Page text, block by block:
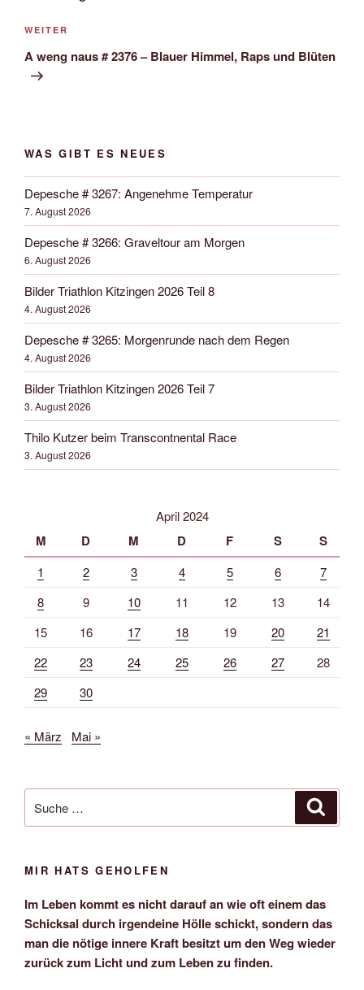
Nächster
Beitrag
WEITER
A weng naus # 2376 – Blauer Himmel, Raps und Blüten
WAS GIBT ES NEUES
Depesche # 3267: Angenehme Temperatur
7. August 2026
Depesche # 3266: Graveltour am Morgen
6. August 2026
Bilder Triathlon Kitzingen 2026 Teil 8
4. August 2026
Depesche # 3265: Morgenrunde nach dem Regen
4. August 2026
Bilder Triathlon Kitzingen 2026 Teil 7
3. August 2026
Thilo Kutzer beim Transcontnental Race
3. August 2026
April 2024
M D M D F S S
1 2 3 4 5 6
7
8
9 10 11 12 13
14
15
16 17 18 19 20
21
22
23 24 25 26 27
28
29
30
« März Mai »
nach:
MIR HATS GEHOLFEN
Im Leben kommt es nicht darauf an wie oft einem das
Schicksal durch irgendeine Hölle schickt, sondern das
man die nötige innere Kraft besitzt um den Weg wieder
zurück zum Licht und zum Leben zu finden.